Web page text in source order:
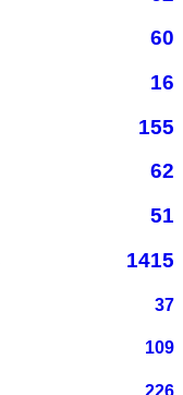
60
16
155
62
51
1415
37
109
226